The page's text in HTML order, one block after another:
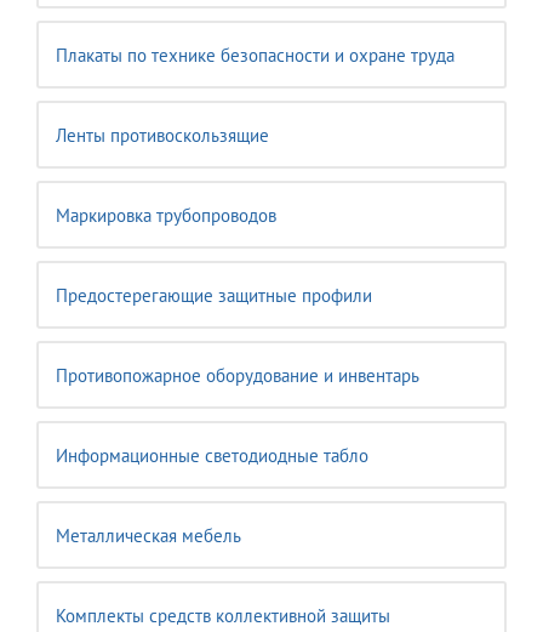
Плакаты по технике безопасности и охране труда
Ленты противоскользящие
Маркировка трубопроводов
Предостерегающие защитные профили
Противопожарное оборудование и инвентарь
Информационные светодиодные табло
Металлическая мебель
Комплекты средств коллективной защиты